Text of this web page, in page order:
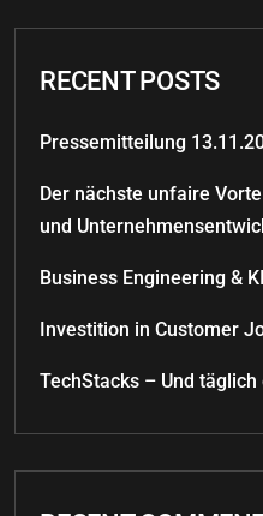
RECENT POSTS
Pressemitteilung
Der nächste unfaire
und
Business Engineering & KI
Investition in Customer
TechStacks – Und